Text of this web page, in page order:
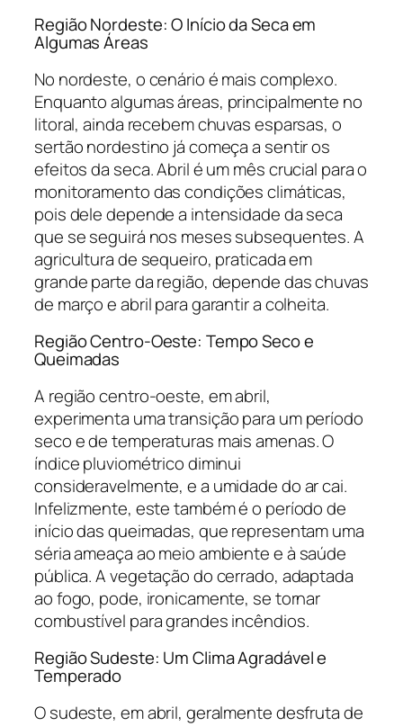
Região Nordeste: O Início da Seca em
Algumas Áreas
No nordeste, o cenário é mais complexo.
Enquanto algumas áreas, principalmente no
litoral, ainda recebem chuvas esparsas, o
sertão nordestino já começa a sentir os
efeitos da seca. Abril é um mês crucial para o
monitoramento das condições climáticas,
pois dele depende a intensidade da seca
que se seguirá nos meses subsequentes. A
agricultura de sequeiro, praticada em
grande parte da região, depende das chuvas
de março e abril para garantir a colheita.
Região Centro-Oeste: Tempo Seco e
Queimadas
A região centro-oeste, em abril,
experimenta uma transição para um período
seco e de temperaturas mais amenas. O
índice pluviométrico diminui
consideravelmente, e a umidade do ar cai.
Infelizmente, este também é o período de
início das queimadas, que representam uma
séria ameaça ao meio ambiente e à saúde
pública. A vegetação do cerrado, adaptada
ao fogo, pode, ironicamente, se tornar
combustível para grandes incêndios.
Região Sudeste: Um Clima Agradável e
Temperado
O sudeste, em abril, geralmente desfruta de